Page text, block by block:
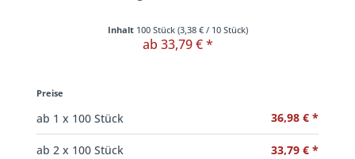
Inhalt 100 Stück (3,38 €/ 10 Stück)
ab 33,79 € *
Preise
ab 1x 100 Stück 36,98 € *
ab 2x 100 Stück 33,79 € *